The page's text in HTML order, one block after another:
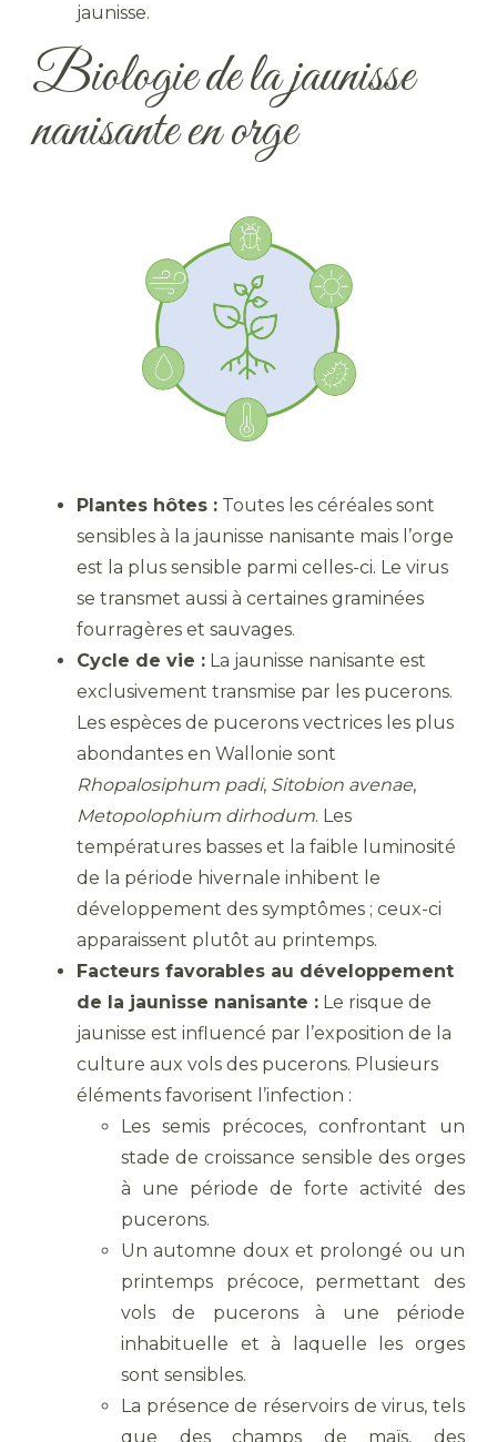
jaunisse.
Biologie de la jaunisse
nanisante en orge
Plantes hôtes : Toutes les céréales sont
sensibles à la jaunisse nanisante mais l’orge
est la plus sensible parmi celles-ci. Le virus
se transmet aussi à certaines graminées
fourragères et sauvages.
Cycle de vie : La jaunisse nanisante est
exclusivement transmise par les pucerons.
Les espèces de pucerons vectrices les plus
abondantes en Wallonie sont
Rhopalosiphum padi, Sitobion avenae,
Metopolophium dirhodum. Les
températures basses et la faible luminosité
de la période hivernale inhibent le
développement des symptômes ; ceux-ci
apparaissent plutôt au printemps.
Facteurs favorables au développement
de la jaunisse nanisante : Le risque de
jaunisse est influencé par l’exposition de la
culture aux vols des pucerons. Plusieurs
éléments favorisent l’infection :
Les semis précoces, confrontant un
stade de croissance sensible des orges
à une période de forte activité des
pucerons.
Un automne doux et prolongé ou un
printemps précoce, permettant des
vols de pucerons à une période
inhabituelle et à laquelle les orges
sont sensibles.
La présence de réservoirs de virus, tels
que des champs de maïs, des